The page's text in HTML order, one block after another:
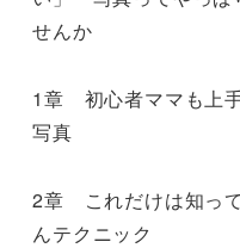
せんか
1章 初心者ママも上
写真
2章 これだけは知っ
んテクニック